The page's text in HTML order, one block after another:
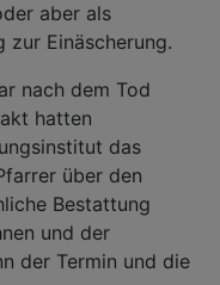
aber als
Einäscherung.
nach dem Tod
hatten
das
über den
Bestattung
und der
der Termin und die